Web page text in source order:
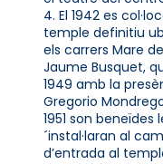
4. El 1942 es
temple definitiu
els carrers Mare
Jaume Busquet,
1949 amb la
Gregorio
1951 son
´instal·laran al
d’entrada al